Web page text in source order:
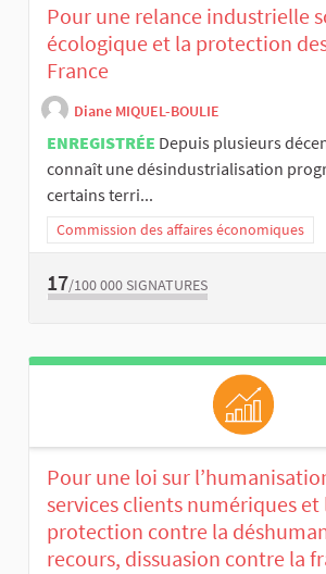
Pour une relance industrielle
écologique et la protection
France
Diane MIQUEL-BOULIE
ENREGISTRÉE Depuis plusieurs
connaît une désindustrialisation
certains terri...
Commission des affaires économiques
17/100 000 SIGNATURES
Pour une loi sur
services clients numériques et
protection contre la
recours, dissuasion contre la